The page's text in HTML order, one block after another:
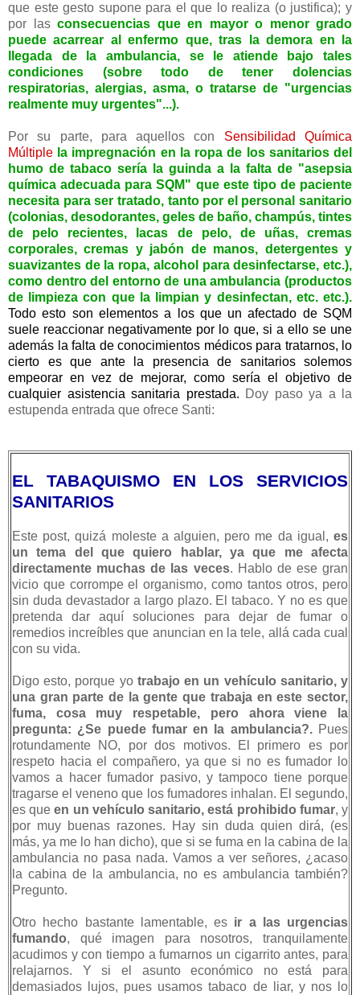
que este gesto supone para el que lo realiza (o justifica); y
por las consecuencias que en mayor o menor grado
puede acarrear al enfermo que, tras la demora en la
llegada de la ambulancia, se le atiende bajo tales
condiciones (sobre todo de tener dolencias
respiratorias, alergias, asma, o tratarse de "urgencias
realmente muy urgentes"...).
Por su parte, para aquellos con Sensibilidad Química
Múltiple la impregnación en la ropa de los sanitarios del
humo de tabaco sería la guinda a la falta de "asepsia
química adecuada para SQM" que este tipo de paciente
necesita para ser tratado, tanto por el personal sanitario
(colonias, desodorantes, geles de baño, champús, tintes
de pelo recientes, lacas de pelo, de uñas, cremas
corporales, cremas y jabón de manos, detergentes y
suavizantes de la ropa, alcohol para desinfectarse, etc.),
como dentro del entorno de una ambulancia (productos
de limpieza con que la limpian y desinfectan, etc. etc.).
Todo esto son elementos a los que un afectado de SQM
suele reaccionar negativamente por lo que, si a ello se une
además la falta de conocimientos médicos para tratarnos, lo
cierto es que ante la presencia de sanitarios solemos
empeorar en vez de mejorar, como sería el objetivo de
cualquier asistencia sanitaria prestada. Doy paso ya a la
estupenda entrada que ofrece Santi:
EL TABAQUISMO EN LOS SERVICIOS
SANITARIOS
Este post, quizá moleste a alguien, pero me da igual, es
un tema del que quiero hablar, ya que me afecta
directamente muchas de las veces. Hablo de ese gran
vicio que corrompe el organismo, como tantos otros, pero
sin duda devastador a largo plazo. El tabaco. Y no es que
pretenda dar aquí soluciones para dejar de fumar o
remedios increíbles que anuncian en la tele, allá cada cual
con su vida.
Digo esto, porque yo trabajo en un vehículo sanitario, y
una gran parte de la gente que trabaja en este sector,
fuma, cosa muy respetable, pero ahora viene la
pregunta: ¿Se puede fumar en la ambulancia?. Pues
rotundamente NO, por dos motivos. El primero es por
respeto hacia el compañero, ya que si no es fumador lo
vamos a hacer fumador pasivo, y tampoco tiene porque
tragarse el veneno que los fumadores inhalan. El segundo,
es queen un vehículo sanitario, está prohibido fumar, y
por muy buenas razones. Hay sin duda quien dirá, (es
más, ya me lo han dicho), que si se fuma en la cabina de la
ambulancia no pasa nada. Vamos a ver señores, ¿acaso
la cabina de la ambulancia, no es ambulancia también?
Pregunto.
Otro hecho bastante lamentable, es ir a las urgencias
fumando, qué imagen para nosotros, tranquilamente
acudimos y con tiempo a fumarnos un cigarrito antes, para
relajarnos. Y si el asunto económico no está para
demasiados lujos, pues usamos tabaco de liar, y nos lo